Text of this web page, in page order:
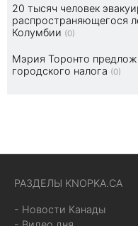
20 тысяч человек
распространяющегося
Колумбии (0)
Мэрия Торонто
городского налога (0)
РАЗДЕЛЫ KNOPKA.CA
- Новости Канады